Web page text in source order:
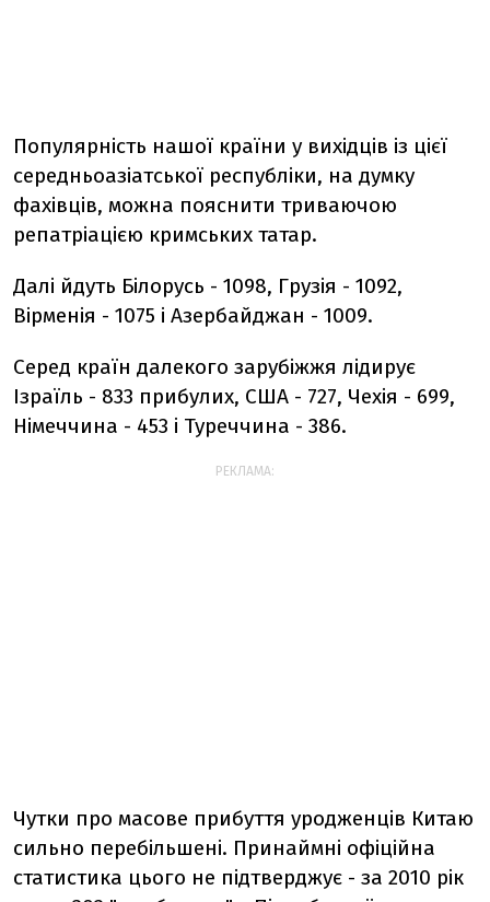
Популярність нашої країни у вихідців із цієї
середньоазіатської республіки, на думку
фахівців, можна пояснити триваючою
репатріацією кримських татар.
Далі йдуть Білорусь - 1098, Грузія - 1092,
Вірменія - 1075 і Азербайджан - 1009.
Серед країн далекого зарубіжжя лідирує
Ізраїль - 833 прибулих, США - 727, Чехія - 699,
Німеччина - 453 і Туреччина - 386.
РЕКЛАМА:
Чутки про масове прибуття уродженців Китаю
сильно перебільшені. Принаймні офіційна
статистика цього не підтверджує - за 2010 рік